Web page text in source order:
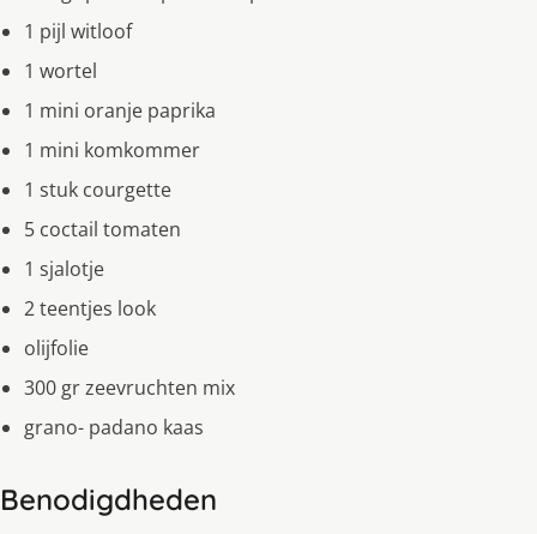
1 pijl witloof
1 wortel
1 mini oranje paprika
1 mini komkommer
1 stuk courgette
5 coctail tomaten
1 sjalotje
2 teentjes look
olijfolie
300 gr zeevruchten mix
grano- padano kaas
Benodigdheden